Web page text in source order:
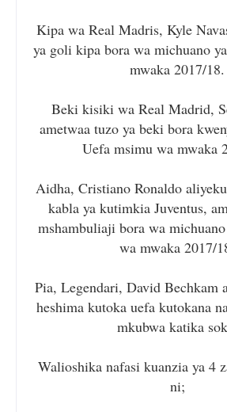
Kipa wa Real Madris, Kyle
ya goli kipa bora wa michuano
mwaka 2017/18.
Beki kisiki wa Real Madrid,
ametwaa tuzo ya beki bora
Uefa msimu wa mwaka
Aidha, Cristiano Ronaldo
kabla ya kutimkia Juventus,
mshambuliaji bora wa
wa mwaka 2017/
Pia, Legendari, David Bechkam
heshima kutoka uefa kutokana
mkubwa katika
Walioshika nafasi kuanzia ya 4
ni;